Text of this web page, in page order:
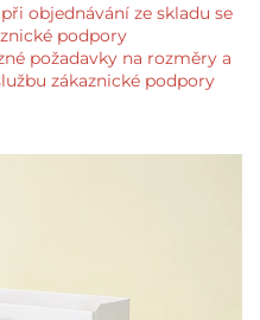
objednávání ze skladu se
podpory
požadavky na rozměry a
zákaznické podpory